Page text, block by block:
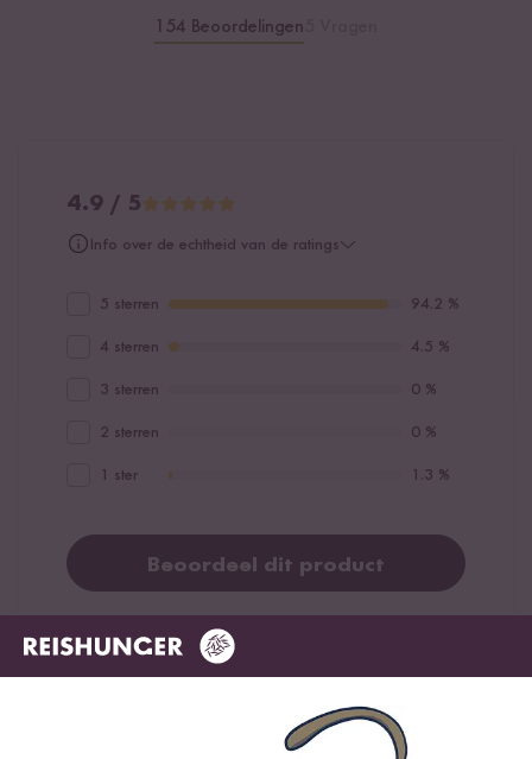
154 Beoordelingen
4.9 / 5
Info over de echtheid van de ratings
5 sterren 94.2 %
4 sterren 4.5 %
3 sterren 0 %
2 sterren 0 %
1 ster 1.3 %
Beoordeel dit product
Hoogste ratingLaagste rating